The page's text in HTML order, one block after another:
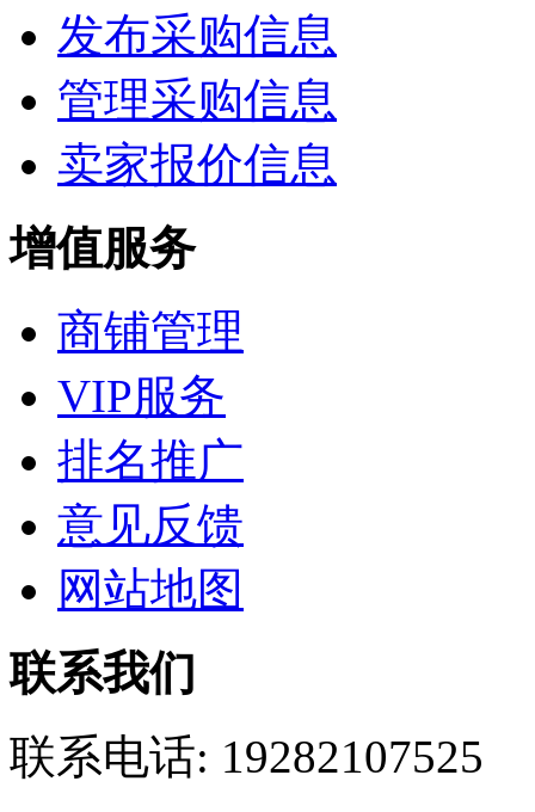
发布采购信息
管理采购信息
卖家报价信息
增值服务
商铺管理
VIP服务
排名推广
意见反馈
网站地图
联系我们
联系电话: 19282107525